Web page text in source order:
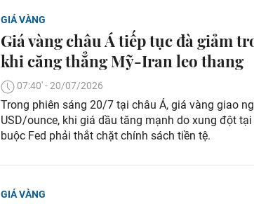
GIÁ VÀNG
Giá vàng châu Á tiếp tục đà giảm
khi căng thẳng Mỹ-Iran leo thang
07:40' - 20/07/2026
Trong phiên sáng 20/7 tại châu Á, giá vàng giao
USD/ounce, khi giá dầu tăng mạnh do xung đột
buộc Fed phải thắt chặt chính sách tiền tệ.
GIÁ VÀNG